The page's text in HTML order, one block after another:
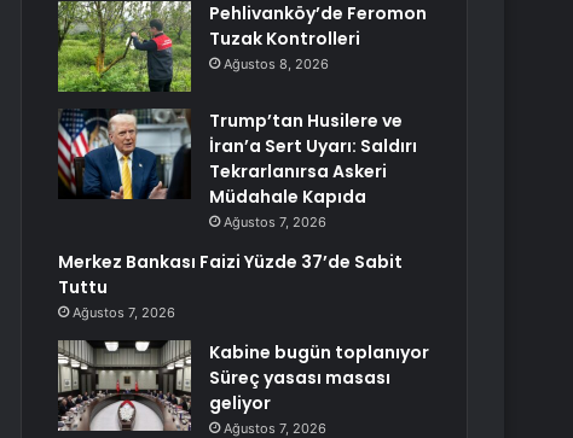
Pehlivanköy’de Feromon
Tuzak Kontrolleri
Ağustos 8, 2026
Trump’tan Husilere ve
İran’a Sert Uyarı: Saldırı
Tekrarlanırsa Askeri
Müdahale Kapıda
Ağustos 7, 2026
Merkez Bankası Faizi Yüzde 37’de Sabit
Tuttu
Ağustos 7, 2026
Kabine bugün toplanıyor
Süreç yasası masası
geliyor
Ağustos 7, 2026